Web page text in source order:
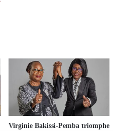
Virginie Bakissi-Pemba triomphe